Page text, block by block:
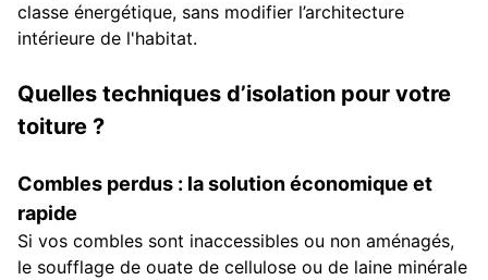
classe énergétique, sans modifier l’architecture
intérieure de l'habitat.
Quelles techniques d’isolation pour votre
toiture ?
Combles perdus : la solution économique et
rapide
Si vos combles sont inaccessibles ou non aménagés,
le soufflage de ouate de cellulose ou de laine minérale